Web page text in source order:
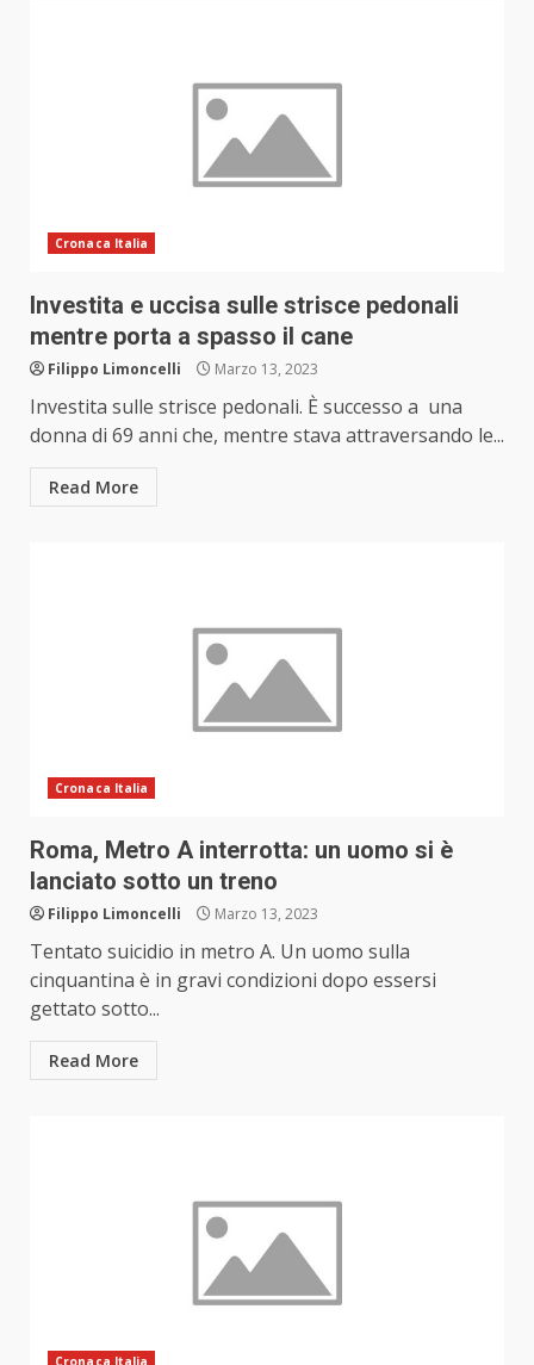
Cronaca Italia
Investita e uccisa sulle strisce pedonali
mentre porta a spasso il cane
Filippo Limoncelli Marzo 13, 2023
Investita sulle strisce pedonali. È successo a una
donna di 69 anni che, mentre stava attraversando le...
Read More
Cronaca Italia
Roma, Metro A interrotta: un uomo si è
lanciato sotto un treno
Filippo Limoncelli Marzo 13, 2023
Tentato suicidio in metro A. Un uomo sulla
cinquantina è in gravi condizioni dopo essersi
gettato sotto...
Read More
Cronaca Italia